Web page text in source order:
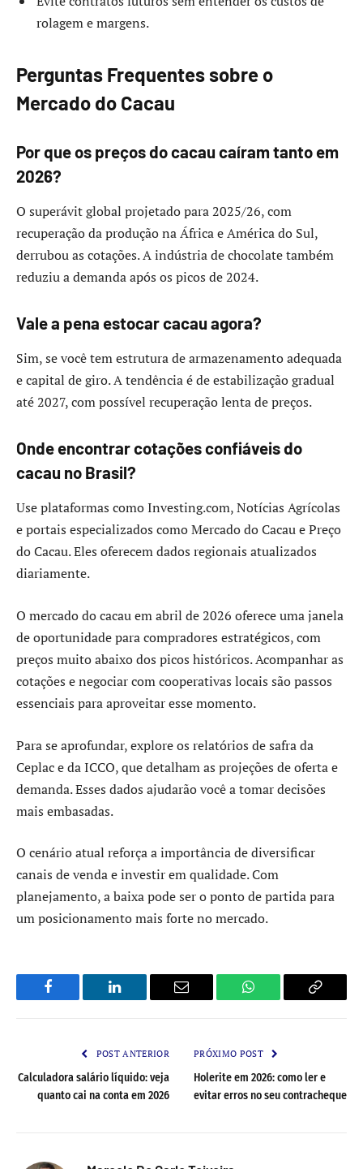
rolagem e margens.
Perguntas Frequentes sobre o
Mercado do Cacau
Por que os preços do cacau caíram tanto em
2026?
O superávit global projetado para 2025/26, com
recuperação da produção na África e América do Sul,
derrubou as cotações. A indústria de chocolate também
reduziu a demanda após os picos de 2024.
Vale a pena estocar cacau agora?
Sim, se você tem estrutura de armazenamento adequada
e capital de giro. A tendência é de estabilização gradual
até 2027, com possível recuperação lenta de preços.
Onde encontrar cotações confiáveis do
cacau no Brasil?
Use plataformas como Investing.com, Notícias Agrícolas
e portais especializados como Mercado do Cacau e Preço
do Cacau. Eles oferecem dados regionais atualizados
diariamente.
O mercado do cacau em abril de 2026 oferece uma janela
de oportunidade para compradores estratégicos, com
preços muito abaixo dos picos históricos. Acompanhar as
cotações e negociar com cooperativas locais são passos
essenciais para aproveitar esse momento.
Para se aprofundar, explore os relatórios de safra da
Ceplac e da ICCO, que detalham as projeções de oferta e
demanda. Esses dados ajudarão você a tomar decisões
mais embasadas.
O cenário atual reforça a importância de diversificar
canais de venda e investir em qualidade. Com
planejamento, a baixa pode ser o ponto de partida para
um posicionamento mais forte no mercado.
Facebook LinkedIn Email WhatsApp Copy
POST ANTERIOR
Calculadora salário líquido: veja
quanto cai na conta em 2026
PRÓXIMO POST
Holerite em 2026: como ler e
evitar erros no seu contracheque